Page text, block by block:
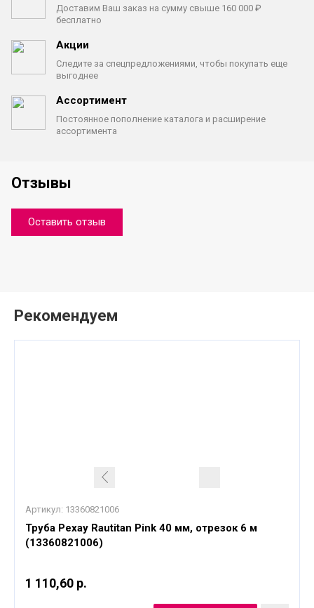
Доставим Ваш заказ на сумму свыше 160 000 ₽
бесплатно
Акции
Следите за спецпредложениями, чтобы покупать еще
выгоднее
Ассортимент
Постоянное пополнение каталога и расширение
ассортимента
Отзывы
Оставить отзыв
Рекомендуем
Артикул: 13360821006
Труба Рехау Rautitan Pink 40 мм, отрезок 6 м
(13360821006)
1 110,60 р.